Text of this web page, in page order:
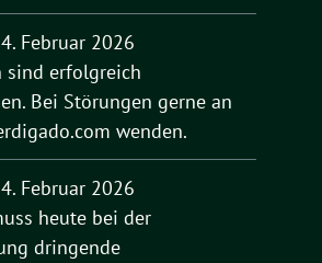
Februar 2026
sind erfolgreich
Bei Störungen gerne an
wenden.
Februar 2026
heute bei der
dringende